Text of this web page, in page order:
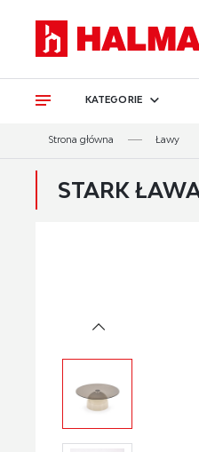
KATEGORIE
Strona główna Ławy
STARK